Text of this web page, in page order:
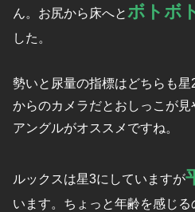
ん。お尻から床へとボトボ
した。
勢いと尿量の指標はどちらも
からのカメラだとおしっこが
アングルがオススメですね。
ルックスは星3にしていますが
います。ちょっと年齢を感じ